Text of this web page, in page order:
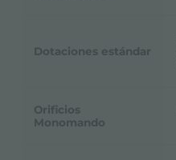
Dotaciones estándar
Orificios
Monomando